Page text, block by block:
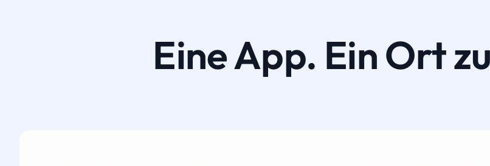
Eine App. Ein Ort